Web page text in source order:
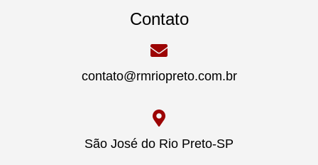
Contato
contato@rmriopreto.com.br
São José do Rio Preto-SP